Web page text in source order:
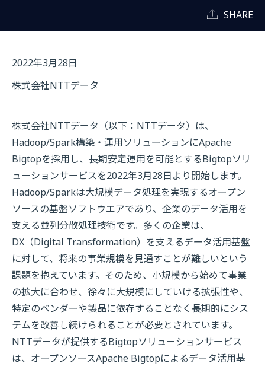
SHARE
2022年3月28日
株式会社NTTデータ
株式会社NTTデータ（以下：NTTデータ）は、
Hadoop/Spark構築・運用ソリューションにApache
Bigtopを採用し、長期安定運用を可能とするBigtopソリ
ューションサービスを2022年3月28日より開始します。
Hadoop/Sparkは大規模データ処理を実現するオープン
ソースの基盤ソフトウエアであり、企業のデータ活用を
支える並列分散処理技術です。多くの企業は、
DX（Digital Transformation）を支えるデータ活用基盤
に対して、将来の事業規模を見通すことが難しいという
課題を抱えています。そのため、小規模から始めて事業
の拡大に合わせ、徐々に大規模にしていける拡張性や、
特定のベンダーや製品に依存することなく長期的にシス
テムを改善し続けられることが必要とされています。
NTTデータが提供するBigtopソリューションサービス
は、オープンソースApache Bigtopによるデータ活用基